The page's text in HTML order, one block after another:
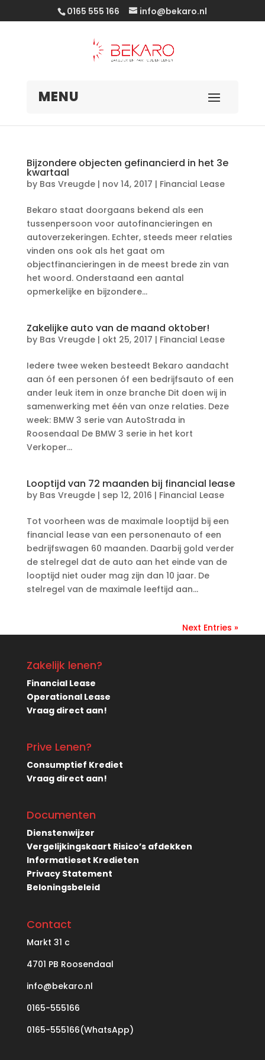
0165 555 166 info@bekaro.nl
Bijzondere objecten gefinancierd in het 3e
kwartaal
by Bas Vreugde| nov 14, 2017 | Financial Lease
Bekaro staat doorgaans bekend als een
tussenpersoon voor autofinancieringen en
autoverzekeringen. Echter, steeds meer relaties
vinden ons ook als het gaat om
objectfinancieringen in de meest brede zin van
het woord. Onderstaand een aantal
opmerkelijke en bijzondere...
Zakelijke auto van de maand oktober!
by Bas Vreugde| okt 25, 2017 | Financial Lease
Iedere twee weken besteedt Bekaro aandacht
aan óf een personen óf een bedrijfsauto of een
ander leuk item in onze branche Dit doen wij in
samenwerking met één van onze relaties. Deze
week: BMW 3 serie van AutoStrada in
Roosendaal De BMW 3 serie in het kort
Verkoper...
Looptijd van 72 maanden bij financial lease
by Bas Vreugde| sep 12, 2016 | Financial Lease
Tot voorheen was de maximale looptijd bij een
financial lease van een personenauto of een
bedrijfswagen 60 maanden. Daarbij gold verder
de stelregel dat de auto aan het einde van de
looptijd niet ouder mag zijn dan 10 jaar. De
stelregel van de maximale leeftijd aan...
Next Entries »
Zakelijk lenen?
Financial Lease
Operational Lease
Vraag direct aan!
Prive Lenen?
Consumptief Krediet
Vraag direct aan!
Documenten
Dienstenwijzer
Vergelijkingskaart Risico’s afdekken
Informatieset Kredieten
Privacy Statement
Beloningsbeleid
Contact
Markt 31 c
4701 PB Roosendaal
info@bekaro.nl
0165-555166
0165-555166(WhatsApp)